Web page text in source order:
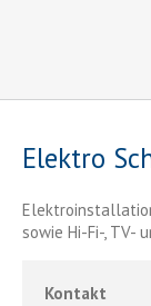
Elektro
sowie Hi-Fi-, TV-
Kontakt